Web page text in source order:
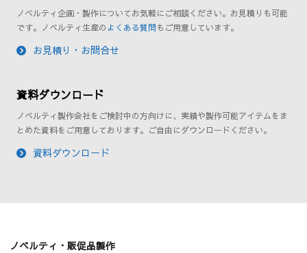
ノベルティ企画・製作についてお気軽にご相談ください。お見積りも可能
です。ノベルティ生産の よくある質問もご用意しています。
お見積り・お問合せ
資料ダウンロード
ノベルティ製作会社をご検討中の方向けに、実績や製作可能アイテムをま
とめた資料をご用意しております。ご自由にダウンロードください。
資料ダウンロード
ノベルティ・販促品製作